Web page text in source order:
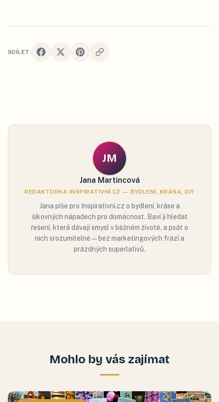
SDÍLET:
JM
Jana Martincová
REDAKTORKA INSPIRATIVNÍ.CZ — BYDLENÍ, KRÁSA, DIY
Jana píše pro Inspirativní.cz o bydlení, kráse a
šikovných nápadech pro domácnost. Baví ji hledat
řešení, která dávají smysl v běžném životě, a psát o
nich srozumitelně — bez marketingových frází a
prázdných superlativů.
Mohlo by vás zajímat